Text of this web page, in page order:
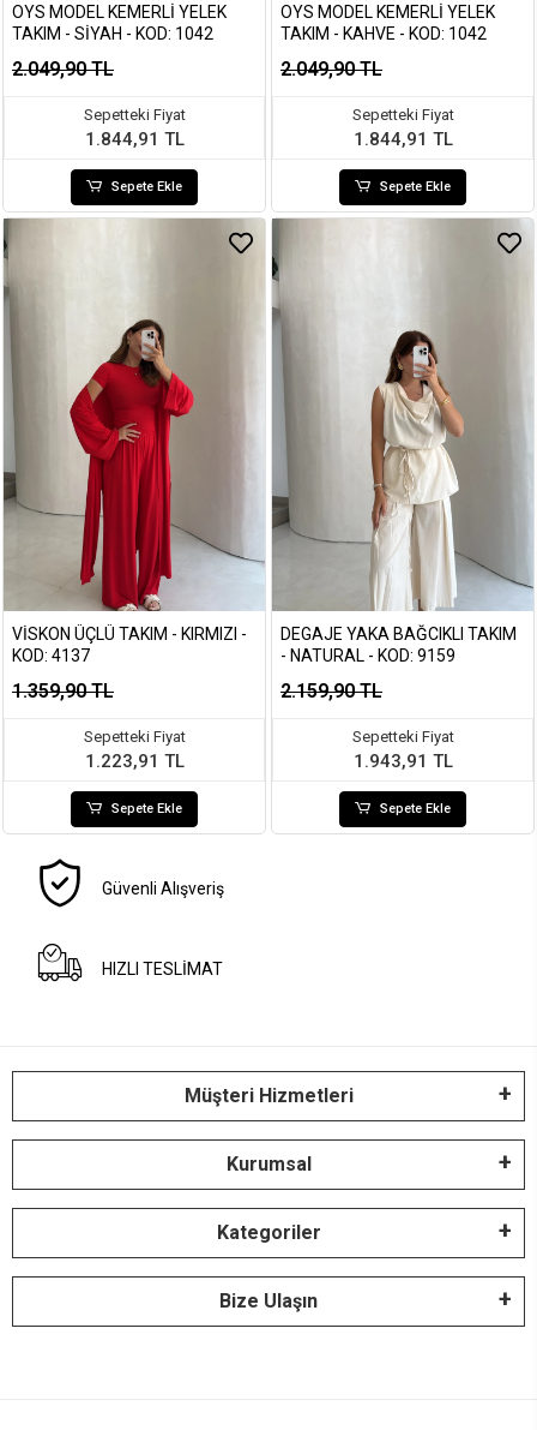
OYS MODEL KEMERLI YELEK
TAKIM - SIYAH - KOD: 1042
2.049,90 TL
Sepetteki Fiyat
1.844,91 TL
Sepete Ekle
OYS MODEL KEMERLI YELEK
TAKIM - KAHVE - KOD: 1042
2.049,90 TL
Sepetteki Fiyat
1.844,91 TL
Sepete Ekle
VISKON ÜÇLÜ TAKIM - KIRMIZI -
KOD: 4137
1.359,90 TL
Sepetteki Fiyat
1.223,91 TL
Sepete Ekle
DEGAJE YAKA BAĞCIKLI TAKIM
- NATURAL - KOD: 9159
2.159,90 TL
Sepetteki Fiyat
1.943,91 TL
Sepete Ekle
Güvenli Alışveriş
HIZLI TESLİMAT
Müşteri Hizmetleri
Kurumsal
Kategoriler
Bize Ulaşın